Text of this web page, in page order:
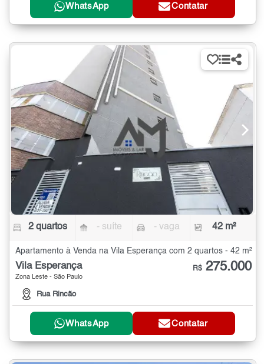
WhatsApp Contatar
2 quartos - suíte - vaga 42 m²
Apartamento à Venda na Vila Esperança com 2 quartos - 42 m²
Vila Esperança
Zona Leste - São Paulo
Rua Rincão
R$ 275.000
WhatsApp Contatar